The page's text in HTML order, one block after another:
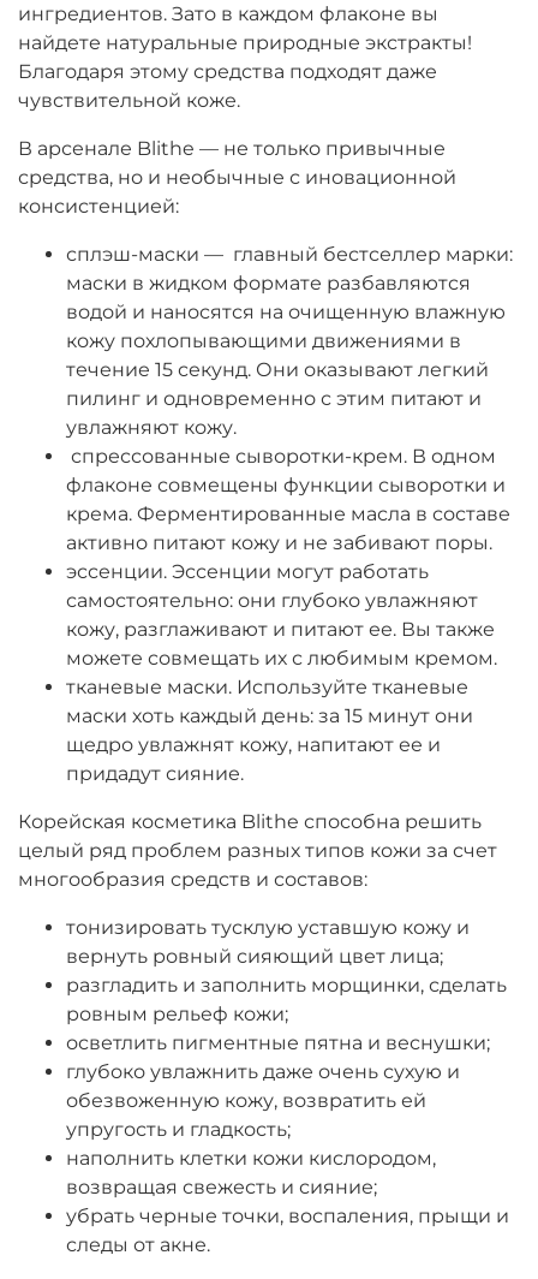
ингредиентов. Зато в каждом флаконе вы
найдете натуральные природные экстракты!
Благодаря этому средства подходят даже
чувствительной коже.
В арсенале Blithe — не только привычные
средства, но и необычные с иновационной
консистенцией:
сплэш-маски — главный бестселлер марки:
маски в жидком формате разбавляются
водой и наносятся на очищенную влажную
кожу похлопывающими движениями в
течение 15 секунд. Они оказывают легкий
пилинг и одновременно с этим питают и
увлажняют кожу.
спрессованные сыворотки-крем. В одном
флаконе совмещены функции сыворотки и
крема. Ферментированные масла в составе
активно питают кожу и не забивают поры.
эссенции. Эссенции могут работать
самостоятельно: они глубоко увлажняют
кожу, разглаживают и питают ее. Вы также
можете совмещать их с любимым кремом.
тканевые маски. Используйте тканевые
маски хоть каждый день: за 15 минут они
щедро увлажнят кожу, напитают ее и
придадут сияние.
Корейская косметика Blithe способна решить
целый ряд проблем разных типов кожи за счет
многообразия средств и составов:
тонизировать тусклую уставшую кожу и
вернуть ровный сияющий цвет лица;
разгладить и заполнить морщинки, сделать
ровным рельеф кожи;
осветлить пигментные пятна и веснушки;
глубоко увлажнить даже очень сухую и
обезвоженную кожу, возвратить ей
упругость и гладкость;
наполнить клетки кожи кислородом,
возвращая свежесть и сияние;
убрать черные точки, воспаления, прыщи и
следы от акне.